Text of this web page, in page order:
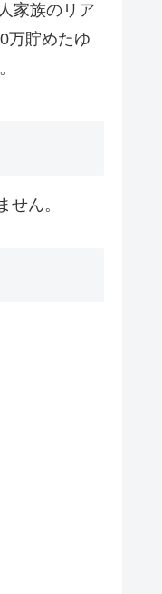
家族のリア
万貯めたゆ
せん。